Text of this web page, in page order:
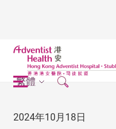
繁體
2024年10月18日